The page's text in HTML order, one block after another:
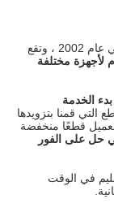
تم تأسيس شركة دونغغوان لصالح معدات الأتمتة في عام 2002 ، وتقع
لأجهزة مختلفة
الخدمة
التي قمنا بتزويدها
قطعًا منخفضة
حل على الفور
في الوقت